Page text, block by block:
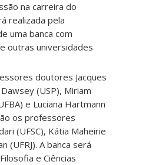
na carreira do
realizada pela
uma banca com
outras universidades
doutores Jacques
(USP), Miriam
e Luciana Hartmann
os professores
(UFSC), Kátia Maheirie
(UFRJ). A banca será
e Ciências